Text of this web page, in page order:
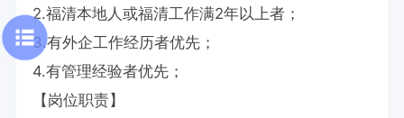
2.福清本地人或福清工作满2年以上者；
3.有外企工作经历者优先；
4.有管理经验者优先；
【岗位职责】